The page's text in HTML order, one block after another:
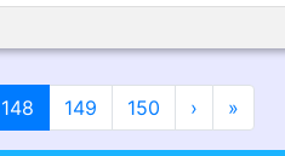
148(目前頁次)
149 150 ›下一頁
»最後頁